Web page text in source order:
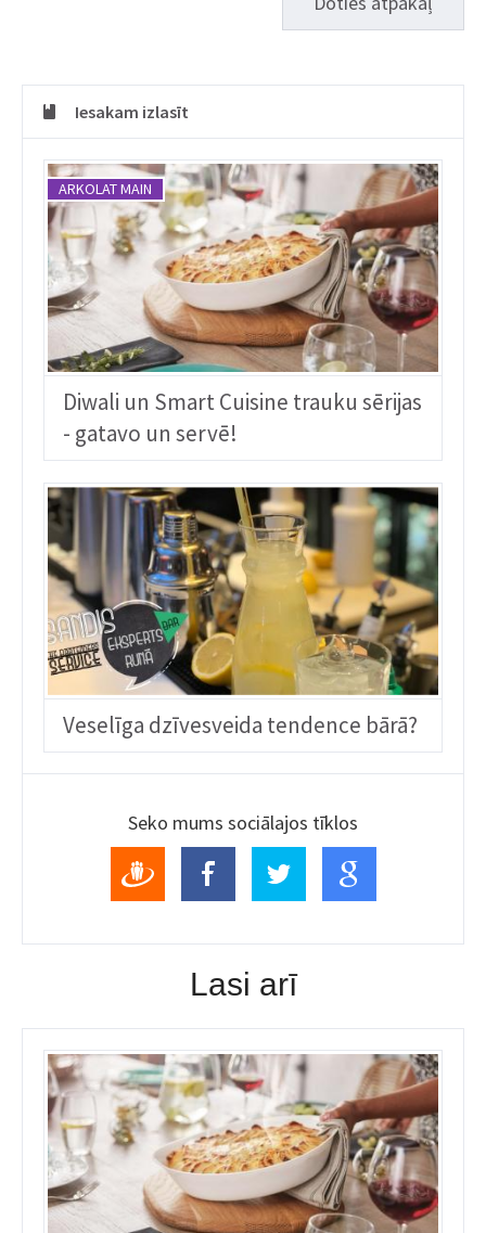
Iesakam izlasīt
ARKOLAT MAIN
Diwali un Smart Cuisine trauku sērijas
- gatavo un servē!
Veselīga dzīvesveida tendence bārā?
Seko mums sociālajos tīklos
Lasi arī